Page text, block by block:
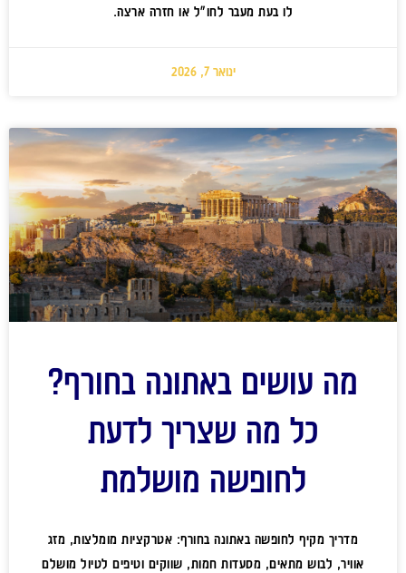
לו בעת מעבר לחו"ל או חזרה ארצה.
ינואר 7, 2026
מה עושים באתונה בחורף?
כל מה שצריך לדעת
לחופשה מושלמת
מדריך מקיף לחופשה באתונה בחורף: אטרקציות מומלצות, מזג
אוויר, לבוש מתאים, מסעדות חמות, שווקים וטיפים לטיול מושלם